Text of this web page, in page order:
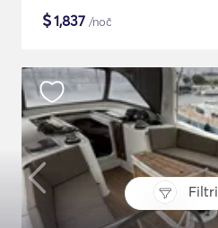
Filtri
$1,837 /noč